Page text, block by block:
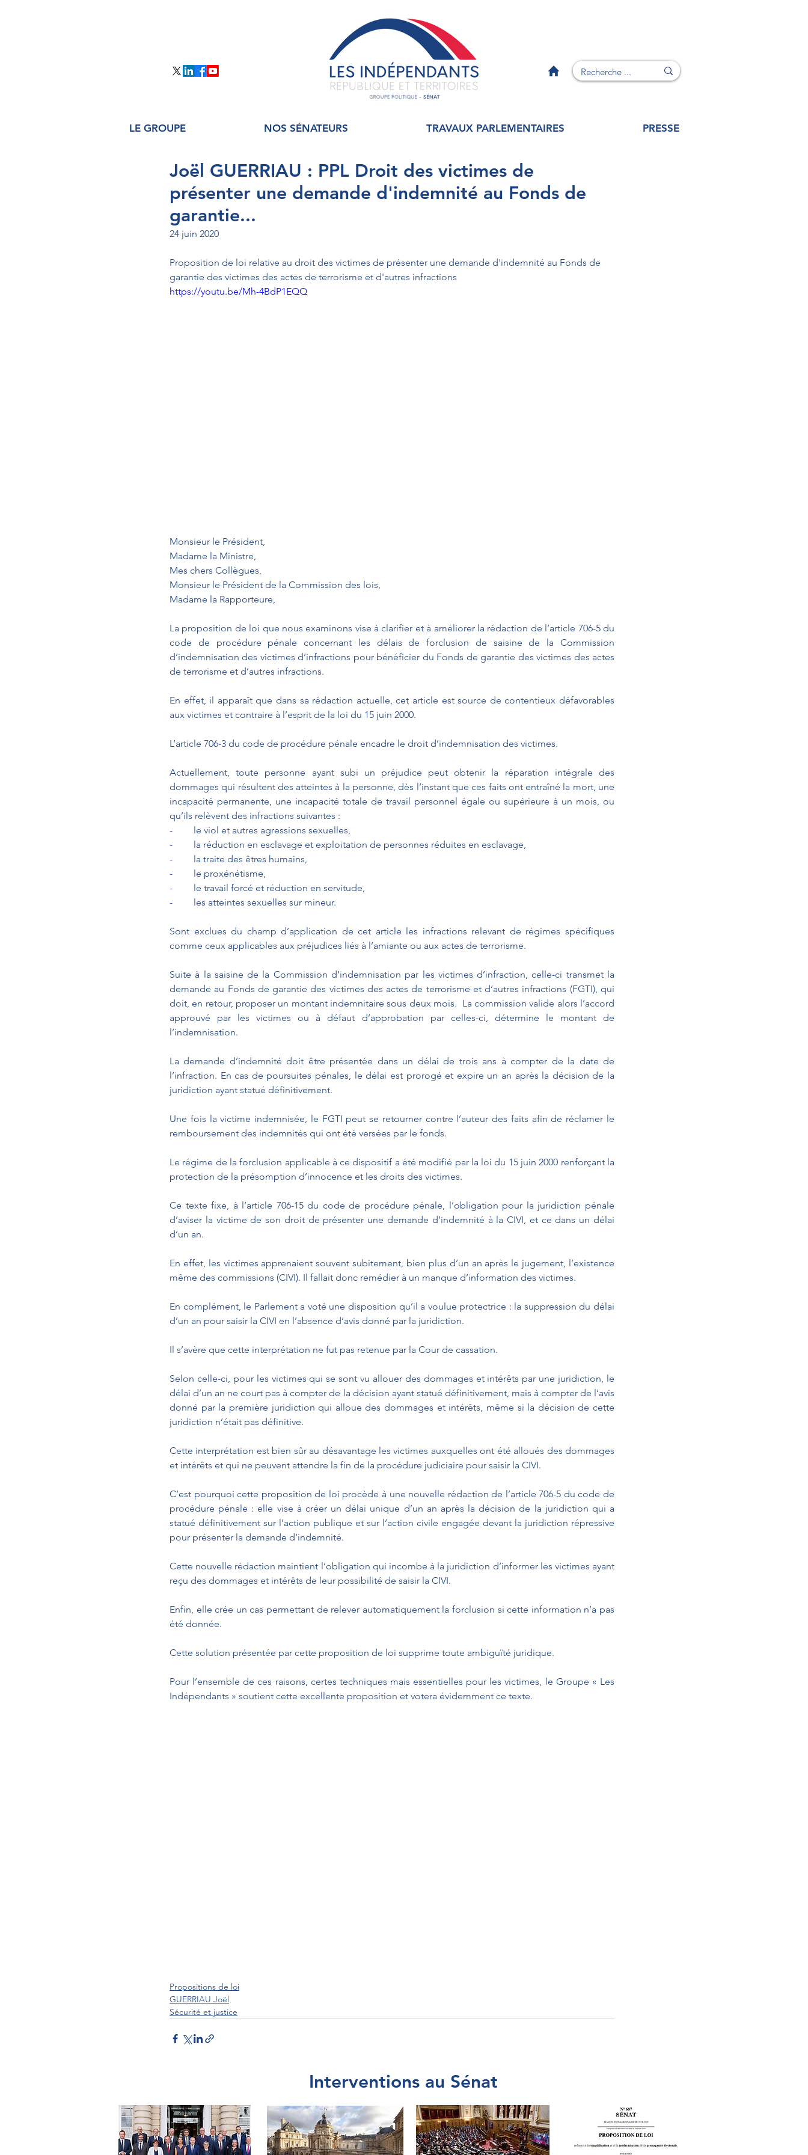
LE GROUPE NOS SÉNATEURS TRAVAUX PARLEMENTAIRES PRESSE
Joël GUERRIAU : PPL Droit des victimes de
présenter une demande d'indemnité au Fonds de
garantie...
24 juin 2020
Proposition de loi relative au droit des victimes de présenter une demande d'indemnité au Fonds de
garantie des victimes des actes de terrorisme et d'autres infractions
https://youtu.be/Mh-4BdP1EQQ
Monsieur le Président,
Madame la Ministre,
Mes chers Collègues,
Monsieur le Président de la Commission des lois,
Madame la Rapporteure,
La proposition de loi que nous examinons vise à clarifier et à améliorer la rédaction de l’article 706-5 du
code de procédure pénale concernant les délais de forclusion de saisine de la Commission
d’indemnisation des victimes d’infractions pour bénéficier du Fonds de garantie des victimes des actes
de terrorisme et d’autres infractions.
En effet, il apparaît que dans sa rédaction actuelle, cet article est source de contentieux défavorables
aux victimes et contraire à l’esprit de la loi du 15 juin 2000.
L’article 706-3 du code de procédure pénale encadre le droit d’indemnisation des victimes.
Actuellement, toute personne ayant subi un préjudice peut obtenir la réparation intégrale des
dommages qui résultent des atteintes à la personne, dès l’instant que ces faits ont entraîné la mort, une
incapacité permanente, une incapacité totale de travail personnel égale ou supérieure à un mois, ou
qu’ils relèvent des infractions suivantes :
-	le viol et autres agressions sexuelles,
-	la réduction en esclavage et exploitation de personnes réduites en esclavage,
-	la traite des êtres humains,
-	le proxénétisme,
-	le travail forcé et réduction en servitude,
-	les atteintes sexuelles sur mineur.
Sont exclues du champ d’application de cet article les infractions relevant de régimes spécifiques
comme ceux applicables aux préjudices liés à l’amiante ou aux actes de terrorisme.
Suite à la saisine de la Commission d’indemnisation par les victimes d’infraction, celle-ci transmet la
demande au Fonds de garantie des victimes des actes de terrorisme et d’autres infractions (FGTI), qui
doit, en retour, proposer un montant indemnitaire sous deux mois.  La commission valide alors l’accord
approuvé par les victimes ou à défaut d’approbation par celles-ci, détermine le montant de
l’indemnisation.
La demande d’indemnité doit être présentée dans un délai de trois ans à compter de la date de
l’infraction. En cas de poursuites pénales, le délai est prorogé et expire un an après la décision de la
juridiction ayant statué définitivement.
Une fois la victime indemnisée, le FGTI peut se retourner contre l’auteur des faits afin de réclamer le
remboursement des indemnités qui ont été versées par le fonds.
Le régime de la forclusion applicable à ce dispositif a été modifié par la loi du 15 juin 2000 renforçant la
protection de la présomption d’innocence et les droits des victimes.
Ce texte fixe, à l’article 706-15 du code de procédure pénale, l’obligation pour la juridiction pénale
d’aviser la victime de son droit de présenter une demande d’indemnité à la CIVI, et ce dans un délai
d’un an.
En effet, les victimes apprenaient souvent subitement, bien plus d’un an après le jugement, l’existence
même des commissions (CIVI). Il fallait donc remédier à un manque d’information des victimes.
En complément, le Parlement a voté une disposition qu’il a voulue protectrice : la suppression du délai
d’un an pour saisir la CIVI en l’absence d’avis donné par la juridiction.
Il s’avère que cette interprétation ne fut pas retenue par la Cour de cassation.
Selon celle-ci, pour les victimes qui se sont vu allouer des dommages et intérêts par une juridiction, le
délai d’un an ne court pas à compter de la décision ayant statué définitivement, mais à compter de l’avis
donné par la première juridiction qui alloue des dommages et intérêts, même si la décision de cette
juridiction n’était pas définitive.
Cette interprétation est bien sûr au désavantage les victimes auxquelles ont été alloués des dommages
et intérêts et qui ne peuvent attendre la fin de la procédure judiciaire pour saisir la CIVI.
C’est pourquoi cette proposition de loi procède à une nouvelle rédaction de l’article 706-5 du code de
procédure pénale : elle vise à créer un délai unique d’un an après la décision de la juridiction qui a
statué définitivement sur l’action publique et sur l’action civile engagée devant la juridiction répressive
pour présenter la demande d’indemnité.
Cette nouvelle rédaction maintient l’obligation qui incombe à la juridiction d’informer les victimes ayant
reçu des dommages et intérêts de leur possibilité de saisir la CIVI.
Enfin, elle crée un cas permettant de relever automatiquement la forclusion si cette information n’a pas
été donnée.
Cette solution présentée par cette proposition de loi supprime toute ambiguïté juridique.
Pour l’ensemble de ces raisons, certes techniques mais essentielles pour les victimes, le Groupe « Les
Indépendants » soutient cette excellente proposition et votera évidemment ce texte.
Propositions de loi
GUERRIAU Joël
Sécurité et justice
Interventions au Sénat